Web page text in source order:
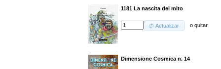
1181 La nascita del mito
Actualizar oquitar
Dimensione Cosmica n. 14